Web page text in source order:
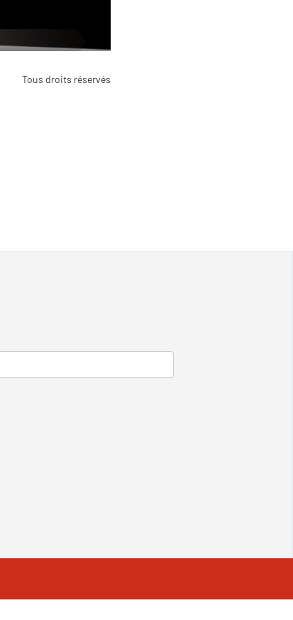
Tous droits réservés